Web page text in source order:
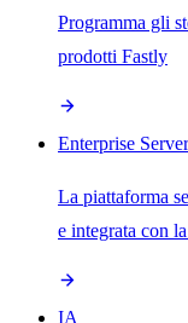
Programma gli
prodotti Fastly
Enterprise
La piattaforma
e integrata con
IA